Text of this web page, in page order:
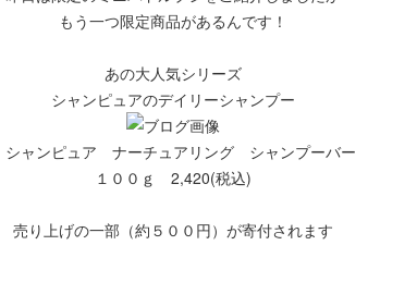
もう一つ限定商品があるんです！
あの大人気シリーズ
シャンピュアのデイリーシャンプー
シャンピュア ナーチュアリング シャンプーバー
１００ｇ 2,420(税込)
売り上げの一部（約５００円）が寄付されます